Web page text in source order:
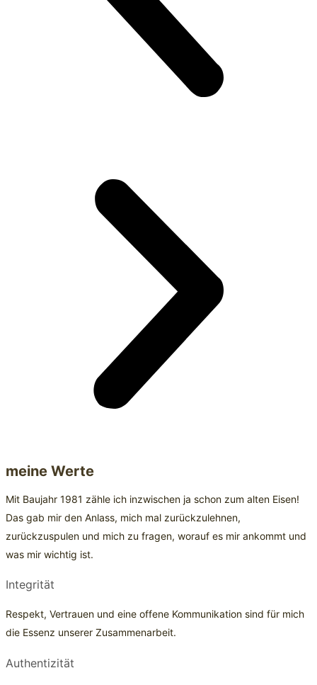
meine Werte
Mit Baujahr 1981 zähle ich inzwischen ja schon zum alten Eisen!
Das gab mir den Anlass, mich mal zurückzulehnen,
zurückzuspulen und mich zu fragen, worauf es mir ankommt und
was mir wichtig ist.
Integrität
Respekt, Vertrauen und eine offene Kommunikation sind für mich
die Essenz unserer Zusammenarbeit.
Authentizität